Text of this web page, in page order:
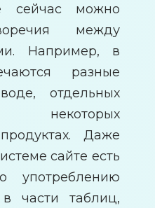
сейчас можно
между
Например, в
разные
отдельных
Даже
сайте есть
употреблению
части таблиц,